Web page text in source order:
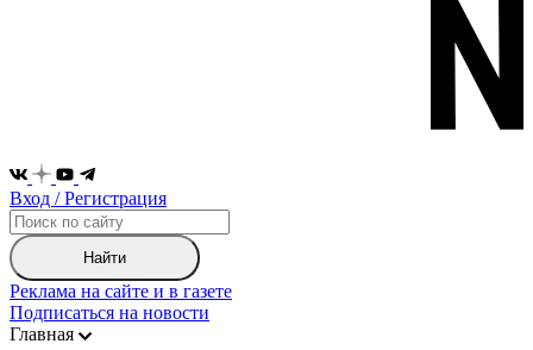
Вход / Регистрация
Найти
Реклама на сайте и в газете
Подписаться на новости
Главная